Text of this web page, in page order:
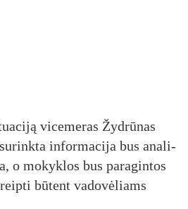
vi­ce­me­ras Žyd­rū­nas
in­for­ma­ci­ja bus ana­li­
o mo­kyk­los bus pa­ra­gin­tos
bū­tent va­do­vė­liams